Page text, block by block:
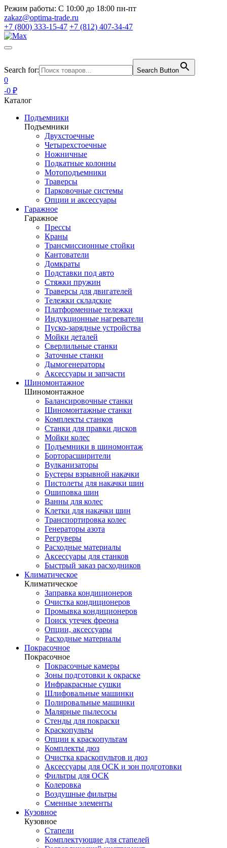
Режим работы: С 10:00 до 18:00 пн-пт
zakaz@optima-trade.ru
+7 (800) 333-15-47 +7 (812) 407-34-47
Search for: Search Button
0
-0 ₽
Каталог
Подъемники
Подъемники
Двухстоечные
Четырехстоечные
Ножничные
Подкатные колонны
Мотоподъемники
Траверсы
Парковочные системы
Опции и аксессуары
Гаражное
Гаражное
Прессы
Краны
Трансмиссионные стойки
Кантователи
Домкраты
Подставки под авто
Стяжки пружин
Траверсы для двигателей
Тележки складские
Платформенные тележки
Индукционные нагреватели
Пуско-зарядные устройства
Мойки деталей
Сверлильные станки
Заточные станки
Дымогенераторы
Аксессуары и запчасти
Шиномонтажное
Шиномонтажное
Балансировочные станки
Шиномонтажные станки
Комплекты станков
Станки для правки дисков
Мойки колес
Подъемники в шиномонтаж
Борторасширители
Вулканизаторы
Бустеры взрывной накачки
Пистолеты для накачки шин
Ошиповка шин
Ванны для колес
Клетки для накачки шин
Транспортировка колес
Генераторы азота
Регруверы
Расходные материалы
Аксессуары для станков
Быстрый заказ расходников
Климатическое
Климатическое
Заправка кондиционеров
Очистка кондиционеров
Промывка кондиционеров
Поиск утечек фреона
Опции, аксессуары
Расходные материалы
Покрасочное
Покрасочное
Покрасочные камеры
Зоны подготовки к окраске
Инфракрасные сушки
Шлифовальные машинки
Полировальные машинки
Малярные пылесосы
Стенды для покраски
Краскопульты
Опции к краскопультам
Комплекты дюз
Очистка краскопультов и дюз
Аксессуары для ОСК и зон подготовки
Фильтры для ОСК
Колеровка
Воздушные фильтры
Сменные элементы
Кузовное
Кузовное
Стапели
Комплектующие для стапелей